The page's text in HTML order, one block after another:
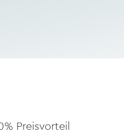
Preisvorteil